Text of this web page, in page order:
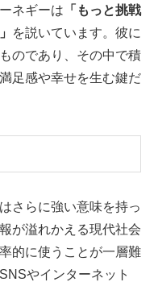
ネギーは 「もっと挑戦
を説いています。彼に
のであり、その中で積
足感や幸せを生む鍵だ
さらに強い意味を持っ
が溢れかえる現代社会
的に使うことが一層難
やインターネット